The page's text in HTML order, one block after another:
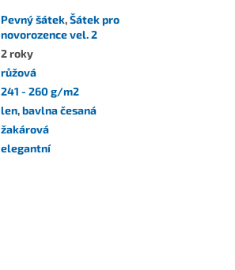
Pevný šátek,Šátek pro
novorozence vel. 2
2 roky
růžová
241 - 260 g/m2
len,bavlna česaná
žakárová
elegantní